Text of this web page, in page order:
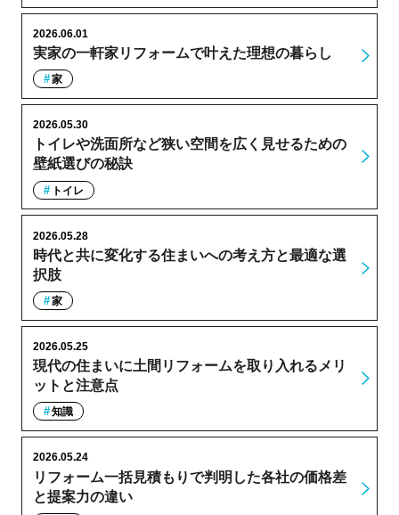
実家の一軒家リフォームで叶えた理想の暮らし
2026.06.01
家
トイレや洗面所など狭い空間を広く見せるための
壁紙選びの秘訣
2026.05.30
トイレ
時代と共に変化する住まいへの考え方と最適な選
択肢
2026.05.28
家
現代の住まいに土間リフォームを取り入れるメリ
ットと注意点
2026.05.25
知識
リフォーム一括見積もりで判明した各社の価格差
と提案力の違い
2026.05.24